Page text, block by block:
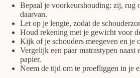
Bepaal je voorkeurshouding: zij, rug
daarvan.
Let op je lengte, zodat de
Houd rekening met je gewicht voor
Kijk of je schouders meegeven en je
Vergelijk een paar matrastypen naast
papier.
Neem de tijd om te proefliggen in je